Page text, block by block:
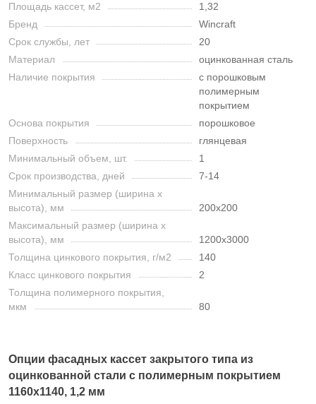
Площадь кассет, м2
1,32
Бренд
Wincraft
Срок службы, лет
20
Материал
оцинкованная сталь
Наличие покрытия
с порошковым
полимерным
покрытием
Основа покрытия
порошковое
Поверхность
глянцевая
Минимальный объем, шт.
1
Срок производства, дней
7-14
Минимальный размер (ширина х
высота), мм
200х200
Максимальный размер (ширина х
высота), мм
1200х3000
Толщина цинкового покрытия, г/м2
140
Класс цинкового покрытия
2
Толщина полимерного покрытия,
мкм
80
Опции фасадных кассет закрытого типа из
оцинкованной стали с полимерным покрытием
1160х1140, 1,2 мм